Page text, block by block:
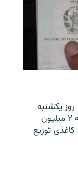
یکشنبه
گفت که ادارهٔ احصائیه و معلومات نزدیک به ۲ میلیون
توزیع